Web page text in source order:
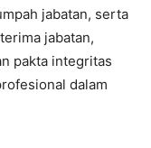
jabatan, serta
jabatan,
pakta integritas
dalam